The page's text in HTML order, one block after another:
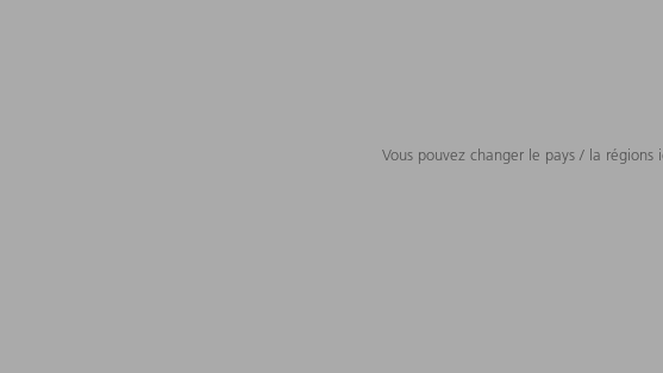
Vous pouvez changer le pays / la régions